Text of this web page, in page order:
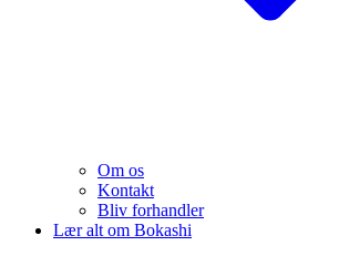
Om os
Kontakt
Bliv forhandler
Lær alt om Bokashi